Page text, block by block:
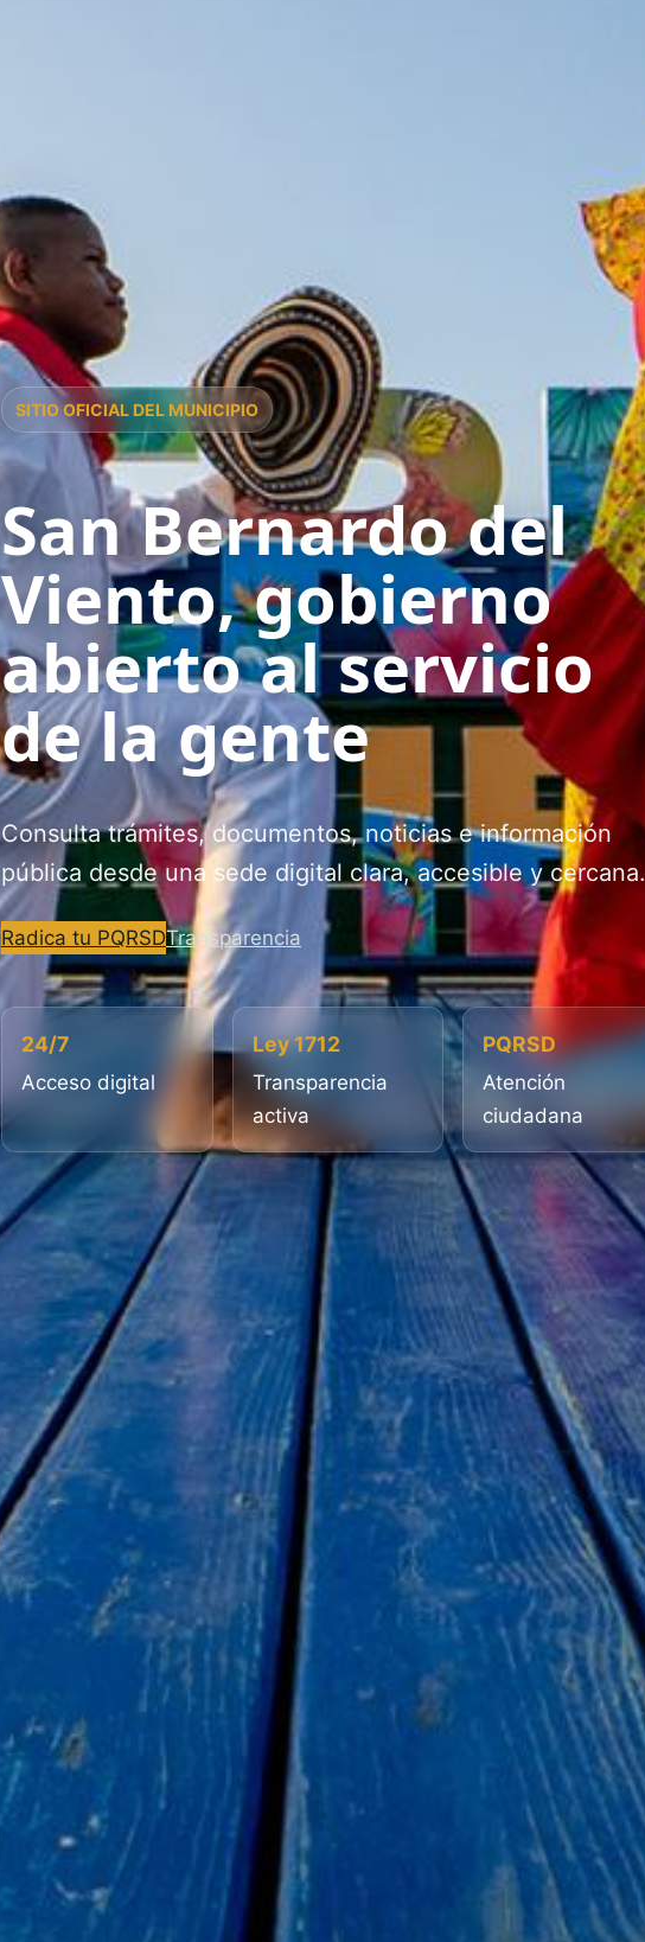
SITIO OFICIAL DEL MUNICIPIO
San Bernardo del
Viento, gobierno
abierto al servicio
de la gente
Consulta trámites, documentos, noticias e información
pública desde una sede digital clara, accesible y cercana.
Radica tu PQRSDTransparencia
24/7
Acceso digital
Ley 1712
Transparencia
activa
PQRSD
Atención
ciudadana